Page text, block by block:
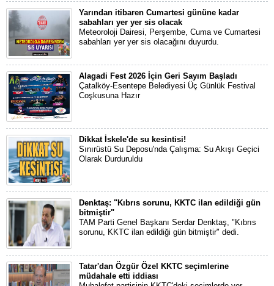
Yarından itibaren Cumartesi gününe kadar
sabahları yer yer sis olacak
Meteoroloji Dairesi, Perşembe, Cuma ve Cumartesi
sabahları yer yer sis olacağını duyurdu.
Alagadi Fest 2026 İçin Geri Sayım Başladı
Çatalköy-Esentepe Belediyesi Üç Günlük Festival
Coşkusuna Hazır
Dikkat İskele'de su kesintisi!
Sınırüstü Su Deposu'nda Çalışma: Su Akışı Geçici
Olarak Durduruldu
Denktaş: "Kıbrıs sorunu, KKTC ilan edildiği gün
bitmiştir"
TAM Parti Genel Başkanı Serdar Denktaş, "Kıbrıs
sorunu, KKTC ilan edildiği gün bitmiştir" dedi.
Tatar'dan Özgür Özel KKTC seçimlerine
müdahale etti iddiası